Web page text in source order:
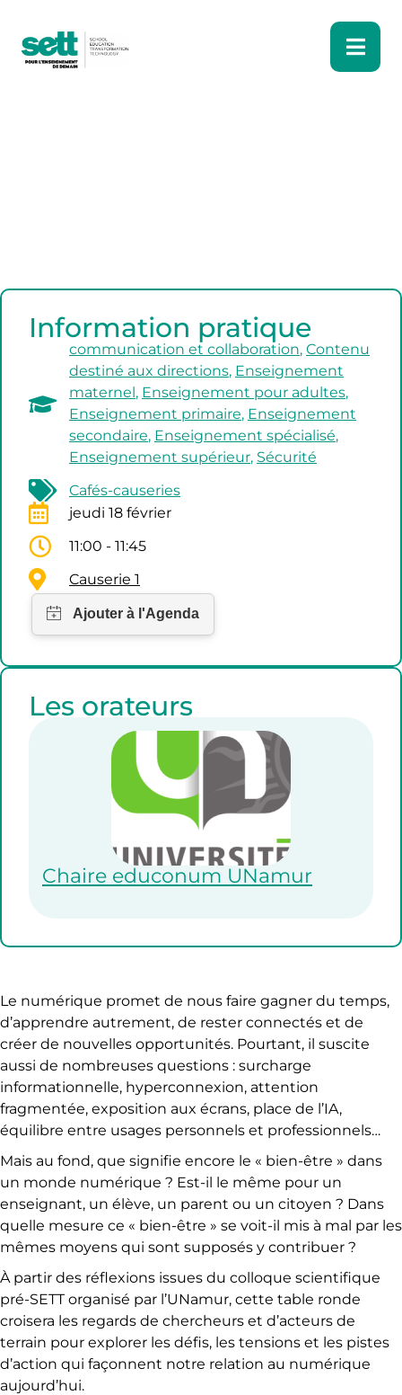
Information pratique
communication et collaboration, Contenu
destiné aux directions, Enseignement
maternel, Enseignement pour adultes,
Enseignement primaire, Enseignement
secondaire, Enseignement spécialisé,
Enseignement supérieur, Sécurité
Cafés-causeries
jeudi 18 février
11:00 - 11:45
Causerie 1
Les orateurs
Chaire educonum UNamur
Le numérique promet de nous faire gagner du temps,
d’apprendre autrement, de rester connectés et de
créer de nouvelles opportunités. Pourtant, il suscite
aussi de nombreuses questions : surcharge
informationnelle, hyperconnexion, attention
fragmentée, exposition aux écrans, place de l’IA,
équilibre entre usages personnels et professionnels…
Mais au fond, que signifie encore le « bien-être » dans
un monde numérique ? Est-il le même pour un
enseignant, un élève, un parent ou un citoyen ? Dans
quelle mesure ce « bien-être » se voit-il mis à mal par les
mêmes moyens qui sont supposés y contribuer ?
À partir des réflexions issues du colloque scientifique
pré-SETT organisé par l’UNamur, cette table ronde
croisera les regards de chercheurs et d’acteurs de
terrain pour explorer les défis, les tensions et les pistes
d’action qui façonnent notre relation au numérique
aujourd’hui.